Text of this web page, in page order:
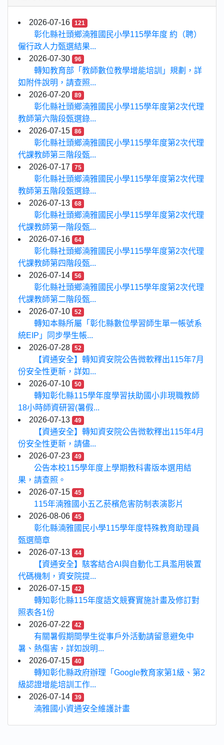
2026-07-16 121
彰化縣社頭鄉湳雅國民小學115學年度 約（聘）
僱行政人力甄選結果...
2026-07-30
96
轉知教育部「教師數位教學增能培訓」規劃，詳
如附件說明，請查照...
2026-07-20
89
彰化縣社頭鄉湳雅國民小學115學年度第2次代理
教師第六階段甄選錄...
2026-07-15
86
彰化縣社頭鄉湳雅國民小學115學年度第2次代理
代課教師第三階段甄...
2026-07-17
75
彰化縣社頭鄉湳雅國民小學115學年度第2次代理
教師第五階段甄選錄...
2026-07-13
68
彰化縣社頭鄉湳雅國民小學115學年度第2次代理
代課教師第一階段甄...
2026-07-16
64
彰化縣社頭鄉湳雅國民小學115學年度第2次代理
代課教師第四階段甄...
2026-07-14
56
彰化縣社頭鄉湳雅國民小學115學年度第2次代理
代課教師第二階段甄...
2026-07-10
52
轉知本縣所屬「彰化縣數位學習師生單一帳號系
統EIP」同步學生帳...
2026-07-28
52
【資通安全】轉知資安院公告微軟釋出115年7月
份安全性更新，詳如...
2026-07-10
50
轉知彰化縣115學年度學習扶助國小非現職教師
18小時師資研習(暑假...
2026-07-13
49
【資通安全】轉知資安院公告微軟釋出115年4月
份安全性更新，請儘...
2026-07-23
49
公告本校115學年度上學期教科書版本選用結
果，請查照。
2026-07-15
45
115年湳雅國小五乙菸檳危害防制表演影片
2026-08-06
45
彰化縣湳雅國民小學115學年度特殊教育助理員
甄選簡章
2026-07-13
44
【資通安全】駭客結合AI與自動化工具濫用裝置
代碼機制，資安院提...
2026-07-15
42
轉知彰化縣115年度語文競賽實施計畫及修訂對
照表各1份
2026-07-22
42
有關暑假期間學生從事戶外活動請留意避免中
暑、熱傷害，詳如說明...
2026-07-15
40
轉知彰化縣政府辦理「Google教育家第1級、第2
級認證增能培訓工作...
2026-07-14
39
湳雅國小資通安全維護計畫